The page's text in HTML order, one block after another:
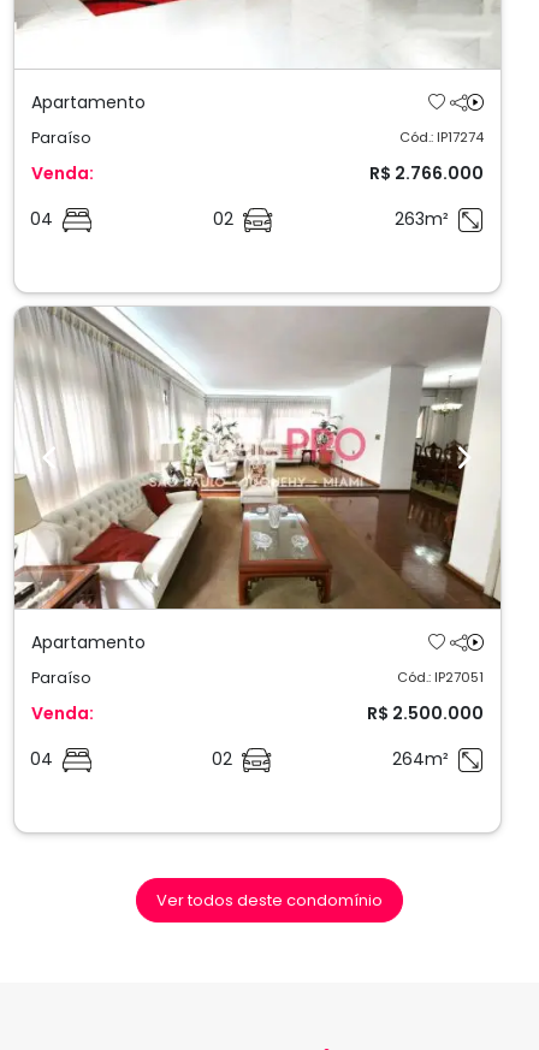
Apartamento
Paraíso Cód.: IP17274
Venda:
R$ 2.766.000
04
02 263m²
Previous Next
Apartamento
Paraíso Cód.: IP27051
Venda:
R$ 2.500.000
04
02 264m²
Ver todos deste condomínio